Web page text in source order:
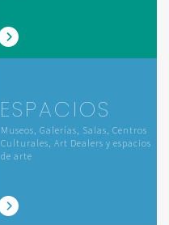
ESPACIOS
Museos, Galerías, Salas, Centros
Culturales, Art Dealers y espacios
de arte